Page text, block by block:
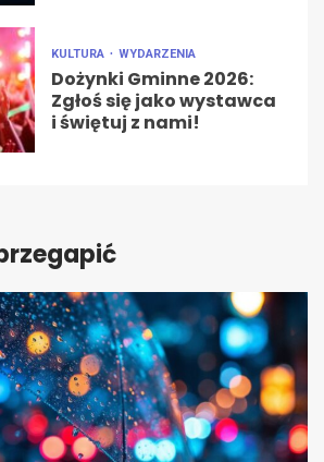
KULTURA WYDARZENIA
Dożynki Gminne 2026:
Zgłoś się jako wystawca
i świętuj z nami!